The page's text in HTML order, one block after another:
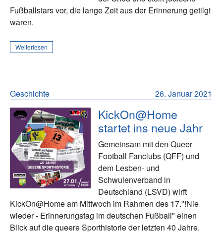
Fußballstars vor, die lange Zeit aus der Erinnerung getilgt
waren.
Weiterlesen
26. Januar 2021
Geschichte
KickOn@Home
startet ins neue Jahr
Gemeinsam mit den Queer
Football Fanclubs (QFF) und
dem Lesben- und
Schwulenverband in
Deutschland (LSVD) wirft
KickOn@Home am Mittwoch im Rahmen des 17."!Nie
wieder - Erinnerungstag im deutschen Fußball" einen
Blick auf die queere Sporthistorie der letzten 40 Jahre.